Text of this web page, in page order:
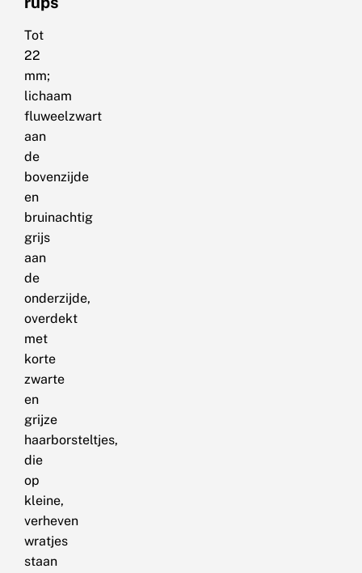
Tot
22
mm;
lichaam
fluweelzwart
aan
de
bovenzijde
en
bruinachtig
grijs
aan
de
onderzijde,
overdekt
met
korte
zwarte
en
grijze
haarborsteltjes,
die
op
kleine,
verheven
wratjes
staan